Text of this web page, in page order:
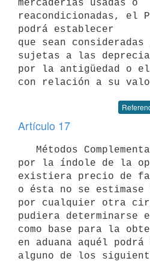
mercaderías usadas o
reacondicionadas, el
podrá establecer
que sean consideradas
sujetas a las
por la antigüedad o
Artículo 17
por la índole de la
existiera precio de
o ésta no se estimase
por cualquier otra
pudiera determinarse
como base para la
en aduana aquél
alguno de los